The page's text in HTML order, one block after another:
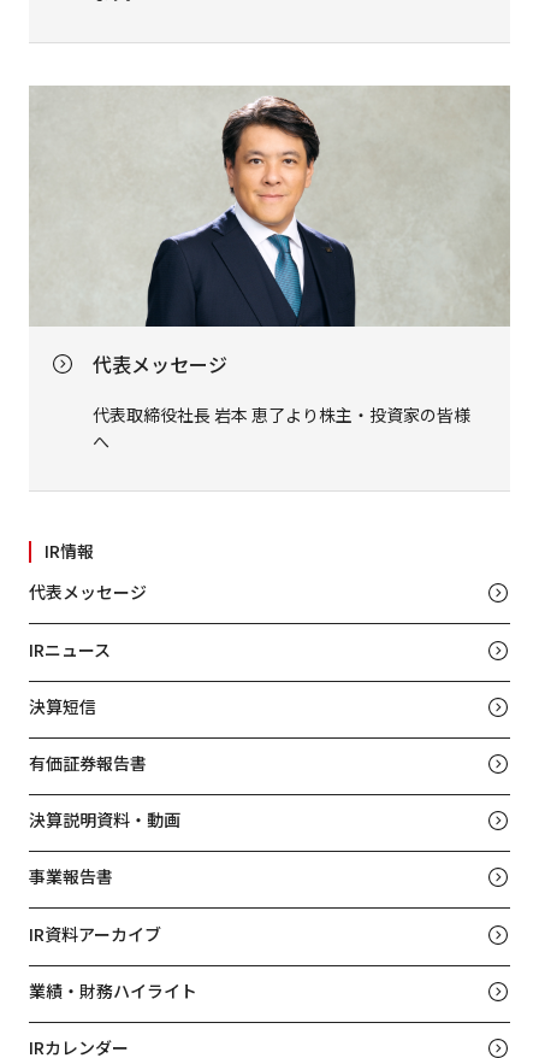
代表メッセージ
代表取締役社長 岩本 恵了より株主・投資家の皆様
へ
IR情報
代表メッセージ
IRニュース
決算短信
有価証券報告書
決算説明資料・動画
事業報告書
IR資料アーカイブ
業績・財務ハイライト
IRカレンダー